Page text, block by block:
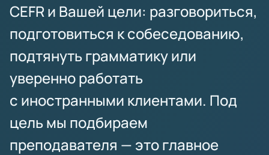
CEFR и Вашей цели: разговориться,
подготовиться к собеседованию,
подтянуть грамматику или
уверенно работать
с иностранными клиентами. Под
цель мы подбираем
преподавателя — это главное